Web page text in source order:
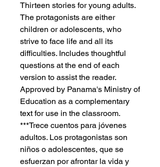
Thirteen stories for young adults.
The protagonists are either
children or adolescents, who
strive to face life and all its
difficulties. Includes thoughtful
questions at the end of each
version to assist the reader.
Approved by Panama's Ministry of
Education as a complementary
text for use in the classroom.
***Trece cuentos para jóvenes
adultos. Los protagonistas son
niños o adolescentes, que se
esfuerzan por afrontar la vida y